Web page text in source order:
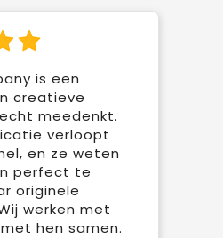
is een
creatieve
meedenkt.
verloopt
en ze weten
perfect te
originele
werken met
hen samen.